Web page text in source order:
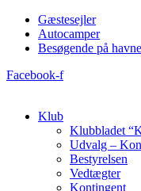
Videre
indhold
Gæstesejler
Autocamper
Besøgende på
Facebook-f
Klub
Klubbladet
Udvalg –
Bestyrelsen
Vedtægter
Kontingent